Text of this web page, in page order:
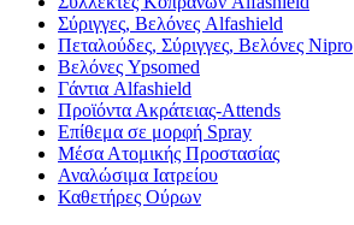
Σύριγγες, Βελόνες Alfashield
Πεταλούδες, Σύριγγες, Βελόνες Nipro
Βελόνες Ypsomed
Γάντια Alfashield
Προϊόντα Ακράτειας-Attends
Επίθεμα σε μορφή Spray
Μέσα Ατομικής Προστασίας
Αναλώσιμα Ιατρείου
Καθετήρες Ούρων